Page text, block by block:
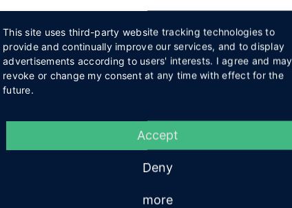
This site uses third-party website tracking technologies to
provide and continually improve our services, and to display
advertisements according to users' interests. I agree and may
revoke or change my consent at any time with effect for the
future.
Accept
Deny
more